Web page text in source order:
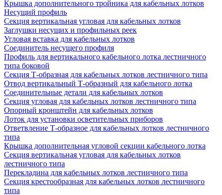
Крышка дополнительного тройника для кабельных лотков
Несущий профиль
Секция вертикальная угловая для кабельных лотков
Заглушки несущих и профильных реек
Угловая вставка для кабельных лотков
Соединитель несущего профиля
Профиль для вертикального кабельного лотка лестничного
типа боковой
Секция Т-образная для кабельных лотков лестничного типа
Отвод вертикальный Т-образный для кабельного лотка
Соединительные детали для кабельных лотков
Секция угловая для кабельных лотков лестничного типа
Опорный кронштейн для кабельных лотков
Лоток для установки осветительных приборов
Ответвление Т-образное для кабельных лотков лестничного
типа
Крышка дополнительная угловой секции кабельного лотка
Секция вертикальная угловая для кабельных лотков
лестничного типа
Перекладина для кабельных лотков лестничного типа
Секция крестообразная для кабельных лотков лестничного
типа